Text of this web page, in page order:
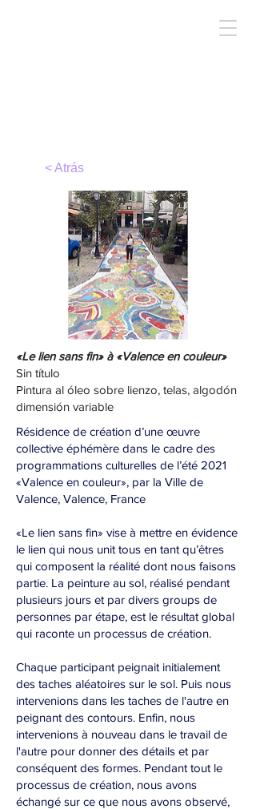
< Atrás
«Le lien sans fin» à «Valence en couleur»
Sin título
Pintura al óleo sobre lienzo, telas, algodón
dimensión variable
Résidence de création d’une œuvre
collective éphémère dans le cadre des
programmations culturelles de l’été 2021
«Valence en couleur», par la Ville de
Valence, Valence, France
«Le lien sans fin» vise à mettre en évidence
le lien qui nous unit tous en tant qu’êtres
qui composent la réalité dont nous faisons
partie. La peinture au sol, réalisé pendant
plusieurs jours et par divers groups de
personnes par étape, est le résultat global
qui raconte un processus de création.
Chaque participant peignait initialement
des taches aléatoires sur le sol. Puis nous
intervenions dans les taches de l'autre en
peignant des contours. Enfin, nous
intervenions à nouveau dans le travail de
l'autre pour donner des détails et par
conséquent des formes. Pendant tout le
processus de création, nous avons
échangé sur ce que nous avons observé,